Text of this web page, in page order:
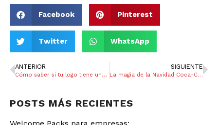
Facebook Pinterest
Twitter WhatsApp
ANTERIOR
Cómo saber si tu logo tiene un formato vectorial
SIGUIENTE
La magia de la Navidad Coca-Cola: Una historia de tradición y marketing
POSTS MÁS RECIENTES
Welcome Packs para empresas: